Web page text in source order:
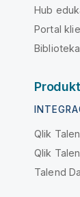
Hub
Portal
Biblioteka
Qlik
Qlik
Talend